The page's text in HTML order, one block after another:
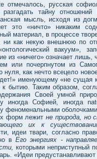
отмечалось, русская
тайну
мысль, исходя из
это «ничто» никаким
материал, в процессе
как некую внешнюю по
вакуум»,
из «ничего» означает лишь,
или почерпнутом из
нуля, как нечто всецело
именующему «не сущая
бытию. Таким образом,
Своей умной
иногда Софией, иногда
феноменальными
форм лежитне природа, но
их к
идеи твари, согласно
вЕго энергиях -
которыми неприступный
«Идеи